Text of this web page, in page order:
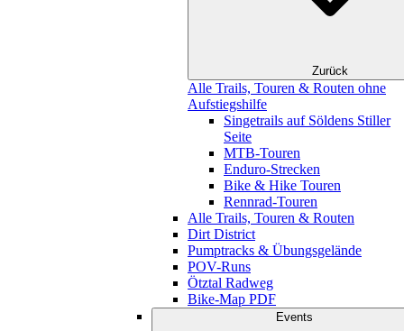
Zurück
Alle Trails, Touren & Routen ohne
Aufstiegshilfe
Singetrails auf Söldens Stiller
Seite
MTB-Touren
Enduro-Strecken
Bike & Hike Touren
Rennrad-Touren
Alle Trails, Touren & Routen
Dirt District
Pumptracks & Übungsgelände
POV-Runs
Ötztal Radweg
Bike-Map PDF
Events